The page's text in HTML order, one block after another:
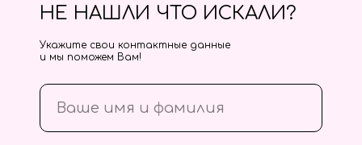
НЕ НАШЛИ ЧТО ИСКАЛИ?
Укажите свои контактные данные
и мы поможем Вам!